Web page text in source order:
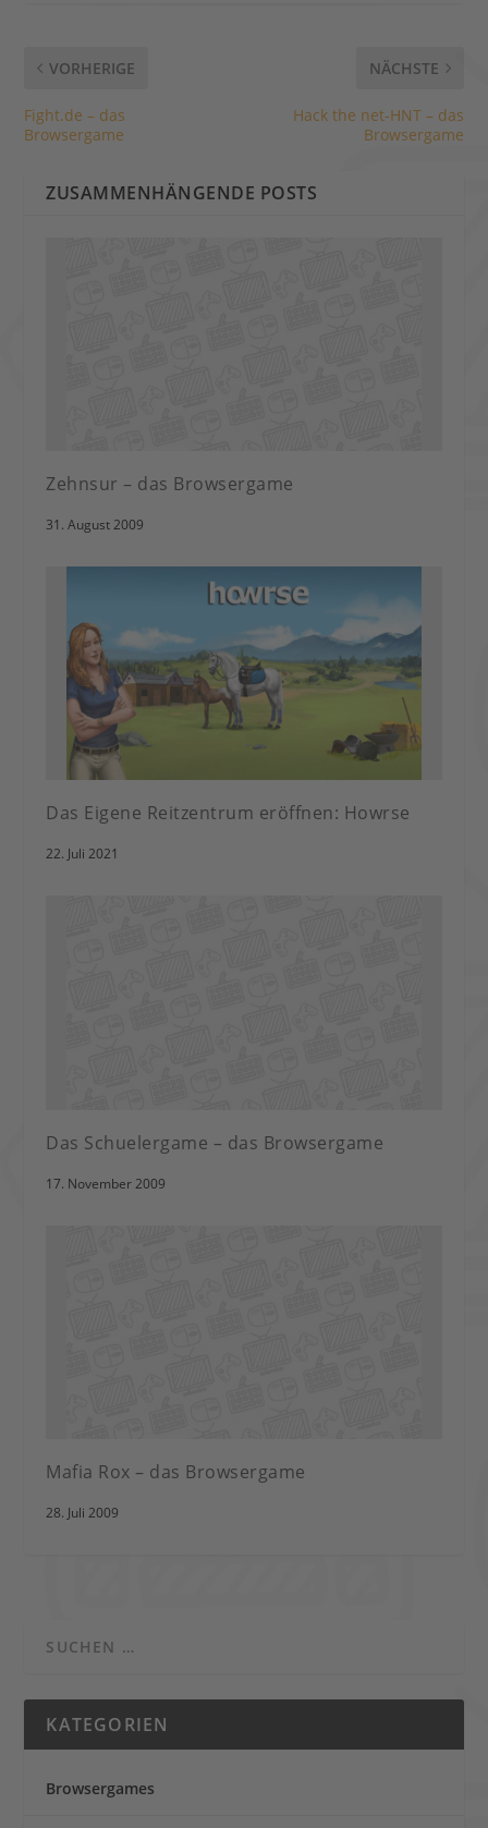
VORHERIGE
Fight.de – das
Browsergame
NÄCHSTE
Hack the net-HNT – das
Browsergame
ZUSAMMENHÄNGENDE POSTS
Zehnsur – das Browsergame
31. August 2009
Das Eigene Reitzentrum eröffnen: Howrse
22. Juli 2021
Das Schuelergame – das Browsergame
17. November 2009
Mafia Rox – das Browsergame
28. Juli 2009
KATEGORIEN
Browsergames